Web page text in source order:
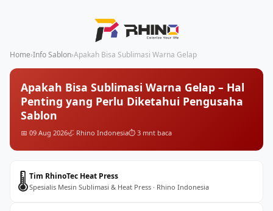
Home›Info Sablon›Apakah Bisa Sublimasi Warna Gelap
Apakah Bisa Sublimasi Warna Gelap – Hal
Penting yang Perlu Diketahui Pengusaha
Sablon
📅 09 Aug 2026🦏 Rhino Indonesia⏱️ 3 mnt baca
🌡️Tim RhinoTec Heat Press
Spesialis Mesin Sublimasi & Heat Press · Rhino Indonesia